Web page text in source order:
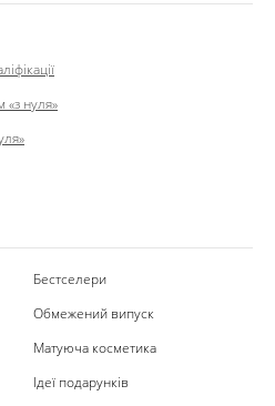
«з нуля»
Бестселери
Обмежений випуск
Матуюча косметика
Ідеї подарунків